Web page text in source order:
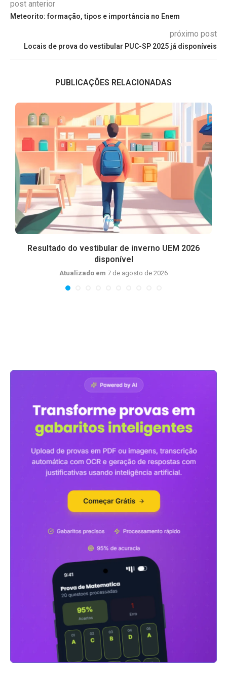
post anterior
Meteorito: formação, tipos e importância no Enem
próximo post
Locais de prova do vestibular PUC-SP 2025 já disponíveis
PUBLICAÇÕES RELACIONADAS
Resultado do vestibular de inverno UEM 2026
disponível
Atualizado em 7 de agosto de 2026